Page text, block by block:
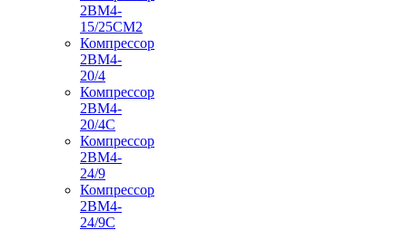
2ВМ4-
15/25СМ2
Компрессор
2ВМ4-
20/4
Компрессор
2ВМ4-
20/4С
Компрессор
2ВМ4-
24/9
Компрессор
2ВМ4-
24/9С